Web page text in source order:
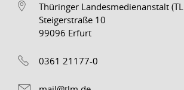
Thüringer Landesmedienanstalt
Steigerstraße 10
99096 Erfurt
0361 21177-0